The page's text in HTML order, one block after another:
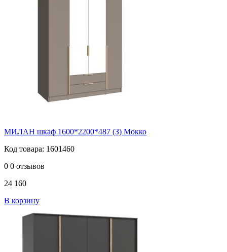
МИЛАН шкаф 1600*2200*487 (З) Мокко
Код товара: 1601460
0 0 отзывов
24 160
В корзину